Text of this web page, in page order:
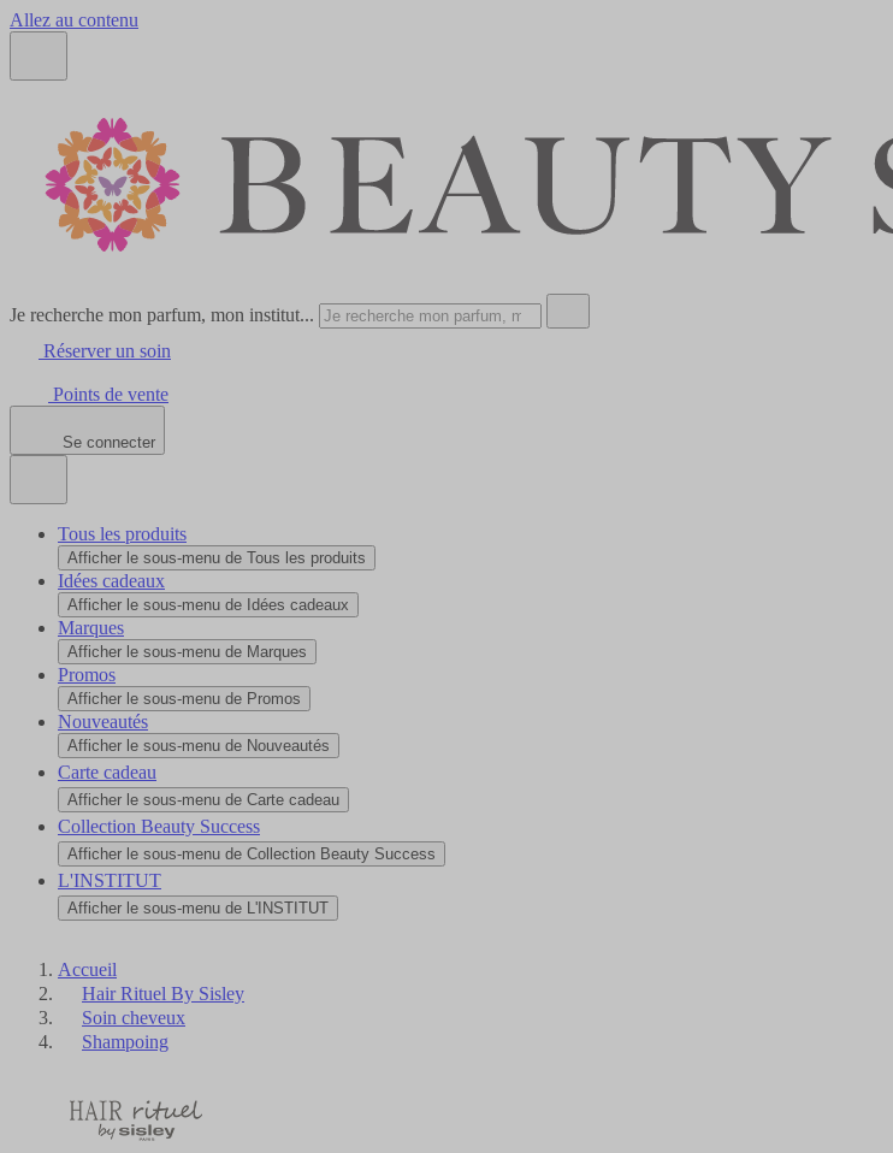
Allez au contenu
Je recherche mon parfum, mon institut...
Réserver un soin
Points de vente
Se connecter
Tous les produits
Afficher le sous-menu de Tous les produits
Idées cadeaux
Afficher le sous-menu de Idées cadeaux
Marques
Afficher le sous-menu de Marques
Promos
Afficher le sous-menu de Promos
Nouveautés
Afficher le sous-menu de Nouveautés
Carte cadeau
Afficher le sous-menu de Carte cadeau
Collection Beauty Success
Afficher le sous-menu de Collection Beauty Success
L'INSTITUT
Afficher le sous-menu de L'INSTITUT
Accueil
Hair Rituel By Sisley
Soin cheveux
Shampoing